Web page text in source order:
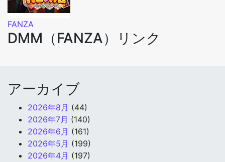
FANZA
DMM（FANZA）リンク
アーカイブ
2026年8月 (44)
2026年7月 (140)
2026年6月 (161)
2026年5月 (199)
2026年4月 (197)